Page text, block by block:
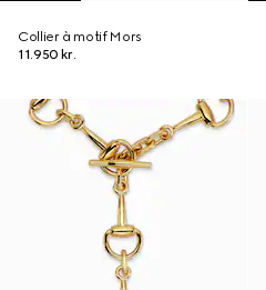
Collier à motif Mors
11.950 kr.